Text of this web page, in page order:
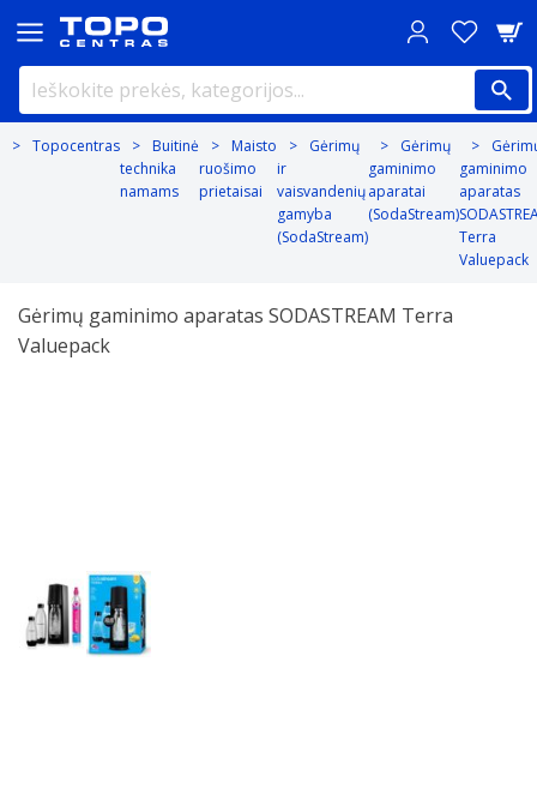
Topocentras
Buitinė
technika
namams
Maisto
ruošimo
prietaisai
Gėrimų
ir
vaisvandenių
gamyba
(SodaStream)
Gėrimų
gaminimo
aparatai
(SodaStream)
gaminimo
aparatas
Terra
Valuepack
Gėrimų gaminimo aparatas SODASTREAM Terra
Valuepack